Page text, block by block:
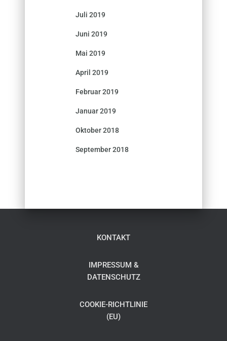
Juli 2019
Juni 2019
Mai 2019
April 2019
Februar 2019
Januar 2019
Oktober 2018
September 2018
KONTAKT
IMPRESSUM &
DATENSCHUTZ
COOKIE-RICHTLINIE
(EU)